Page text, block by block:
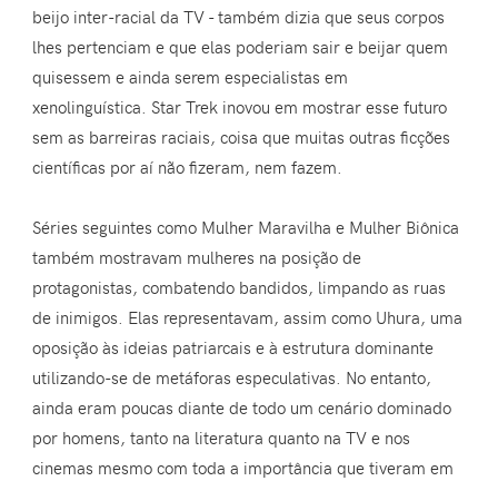
beijo inter-racial da TV - também dizia que seus corpos
lhes pertenciam e que elas poderiam sair e beijar quem
quisessem e ainda serem especialistas em
xenolinguística. Star Trek inovou em mostrar esse futuro
sem as barreiras raciais, coisa que muitas outras ficções
científicas por aí não fizeram, nem fazem.
Séries seguintes como Mulher Maravilha e Mulher Biônica
também mostravam mulheres na posição de
protagonistas, combatendo bandidos, limpando as ruas
de inimigos. Elas representavam, assim como Uhura, uma
oposição às ideias patriarcais e à estrutura dominante
utilizando-se de metáforas especulativas. No entanto,
ainda eram poucas diante de todo um cenário dominado
por homens, tanto na literatura quanto na TV e nos
cinemas mesmo com toda a importância que tiveram em